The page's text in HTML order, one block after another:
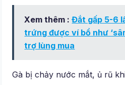
Xem thêm :Đắt gấp 5-6
trứng được ví bổ như
trợ lùng mua
Gà bị chảy nước mắt, ủ rũ